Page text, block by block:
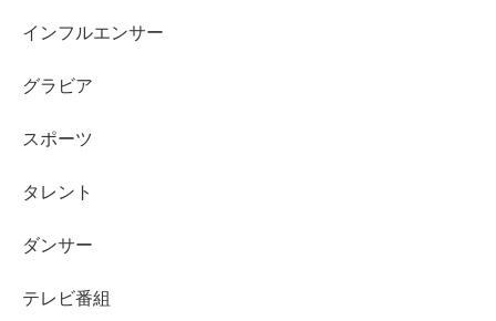
量
ローソンオリジナル 麦茶 51パーセント以上増量
上増量
リソーパン
しにくいです。逆にスイーツや人気の食事系は早い時間ほ
インフルエンサー
グラビア
スポーツ
タレント
ダンサー
テレビ番組